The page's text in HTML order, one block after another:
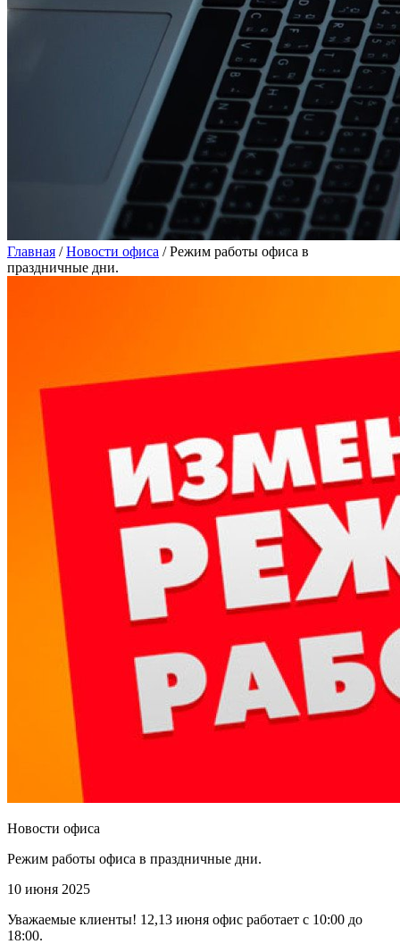
Главная /Новости офиса /Режим работы офиса в
праздничные дни.
Новости офиса
Режим работы офиса в праздничные дни.
10 июня 2025
Уважаемые клиенты! 12,13 июня офис работает с 10:00 до
18:00.